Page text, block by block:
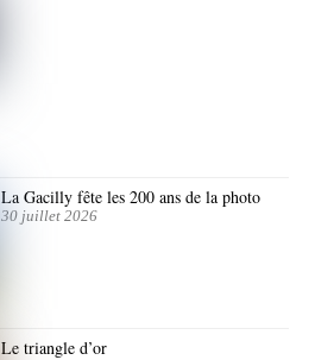
La Gacilly fête les 200 ans de la photo
30 juillet 2026
Le triangle d’or